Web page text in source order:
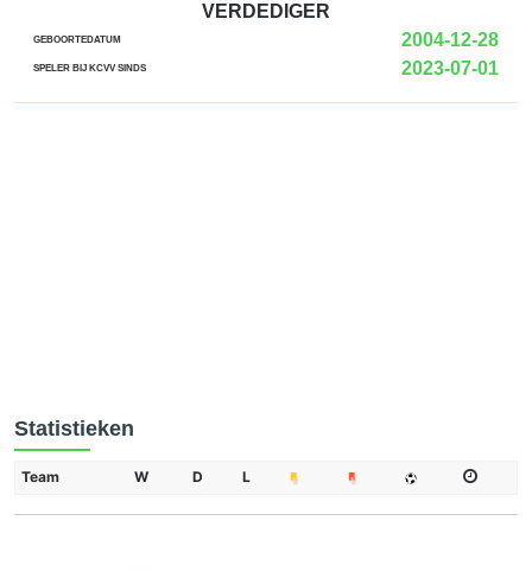
GEBOORTEDATUM 2004-12-28
VERDEDIGER
SPELER BIJ KCVV SINDS 2023-07-01
Statistieken
Team W D L